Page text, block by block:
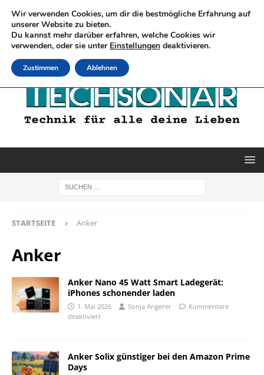
STARTSEITE Anker
Anker
Anker Nano 45 Watt Smart Ladegerät:
iPhones schonender laden
1. Mai 2026 Sonja Angerer
Kommentare
deaktiviert
Anker Solix günstiger bei den Amazon Prime
Days
Wir verwenden Cookies, um dir die bestmögliche Erfahrung auf
unserer Website zu bieten.
Du kannst mehr darüber erfahren, welche Cookies wir
verwenden, oder sie unter Einstellungen deaktivieren.
Zustimmen Ablehnen